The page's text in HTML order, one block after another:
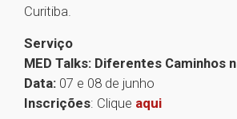
Curitiba.
Serviço
MED Talks: Diferentes Caminhos
Data: 07 e 08 de junho
Inscrições: Clique aqui